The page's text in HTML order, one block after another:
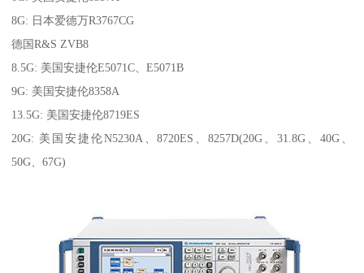
8G: 日本爱德万R3767CG
德国R&S ZVB8
8.5G: 美国安捷伦E5071C、E5071B
9G: 美国安捷伦8358A
13.5G: 美国安捷伦8719ES
20G: 美国安捷伦N5230A、8720ES、8257D(20G、31.8G、40G、
50G、67G)